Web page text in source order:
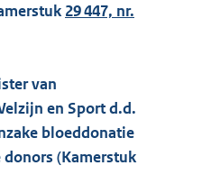
29 447, nr.
van
en Sport d.d.
bloeddonatie
(Kamerstuk